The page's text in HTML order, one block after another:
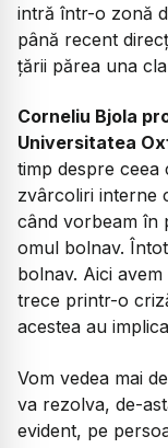
intră într-o zonă
până recent
țării părea una
Corneliu Bjola
Universitatea
timp despre ceea
zvârcoliri interne
când vorbeam în
omul bolnav.
bolnav. Aici
trece printr-o
acestea au
Vom vedea mai
va rezolva, de-
evident, pe